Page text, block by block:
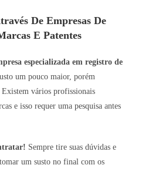
De Empresas De
E Patentes
especializada em registro de
um pouco maior, porém
Existem vários profissionais
e isso requer uma pesquisa antes
Sempre tire suas dúvidas e
um susto no final com os